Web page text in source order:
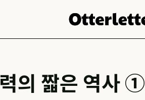
의 짧은 역사 ①